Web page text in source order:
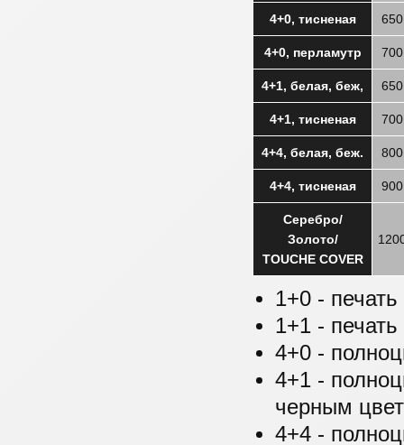
4+0, тисненая 650
4+0, перламутр 700
4+1, белая, беж, 650
4+1, тисненая 700
4+4, белая, беж. 800
4+4, тисненая 900
Серебро/
Золото/
TOUCHE COVER
1+0 -
1+1 -
4+0 -
4+1 -
черным
4+4 -